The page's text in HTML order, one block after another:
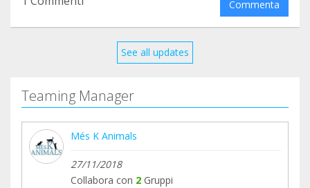
Commenta
See all updates
Teaming Manager
Més K Animals
27/11/2018
Collabora con 2 Gruppi